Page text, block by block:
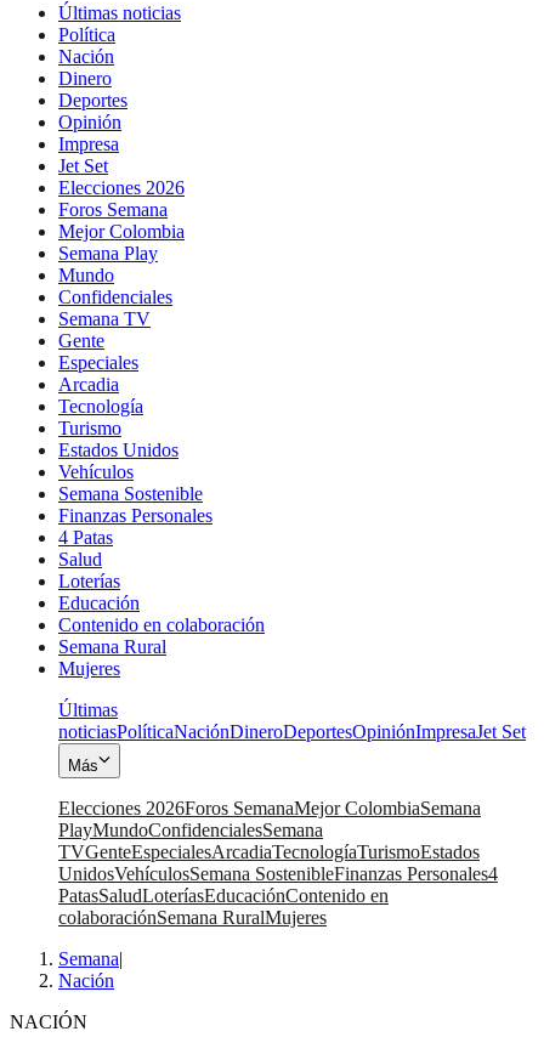
Últimas noticias
Política
Nación
Dinero
Deportes
Opinión
Impresa
Jet Set
Elecciones 2026
Foros Semana
Mejor Colombia
Semana Play
Mundo
Confidenciales
Semana TV
Gente
Especiales
Arcadia
Tecnología
Turismo
Estados Unidos
Vehículos
Semana Sostenible
Finanzas Personales
4 Patas
Salud
Loterías
Educación
Contenido en colaboración
Semana Rural
Mujeres
Últimas
noticiasPolíticaNaciónDineroDeportesOpiniónImpresaJet Set
Más
Elecciones 2026Foros SemanaMejor ColombiaSemana
PlayMundoConfidencialesSemana
TVGenteEspecialesArcadiaTecnologíaTurismoEstados
UnidosVehículosSemana SostenibleFinanzas Personales4
PatasSaludLoteríasEducaciónContenido en
colaboraciónSemana RuralMujeres
Semana|
Nación
NACIÓN